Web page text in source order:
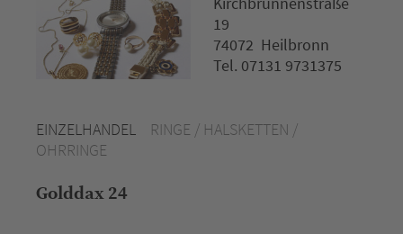
EINZELHANDEL
RINGE / HALSKETTEN /
OHRRINGE
Golddax 24
19
74072 Heilbronn
Tel. 07131 9731375